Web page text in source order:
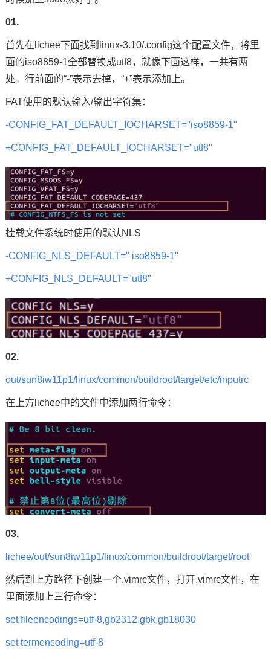
01.
首先在lichee下面找到linux-3.10/.config这个配置文件，将里
面的iso8859-1全部替换成utf8，就像下面这样，一共有两
处。行前面的“-”表示去掉，“+”表示添加上。
FAT使用的默认输入/输出字符集：
-CONFIG_FAT_DEFAULT_IOCHARSET="iso8859-1"
+CONFIG_FAT_DEFAULT_IOCHARSET="utf8"
挂载文件系统时使用的默认NLS
-CONFIG_NLS_DEFAULT=" iso8859-1"
+CONFIG_NLS_DEFAULT="utf8"
02.
out/sun8iw11p1/linux/common/buildroot/target/etc/inputrc
在上方lichee中的文件中添加两行命令：
03.
lichee/out/sun8iw11p1/linux/common/buildroot/target/root
然后到上方路径下创建一个.vimrc文件，打开.vimrc文件，在
里面添加上三行命令：
set fileencodings=utf-8,gb2312,gbk,gb18030
set termencoding=utf-8